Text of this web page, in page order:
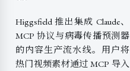
Higgsfield 推出集成 Claude、
MCP 协议与病毒传播预测器
的内容生产流水线。用户将
热门视频素材通过 MCP 导入